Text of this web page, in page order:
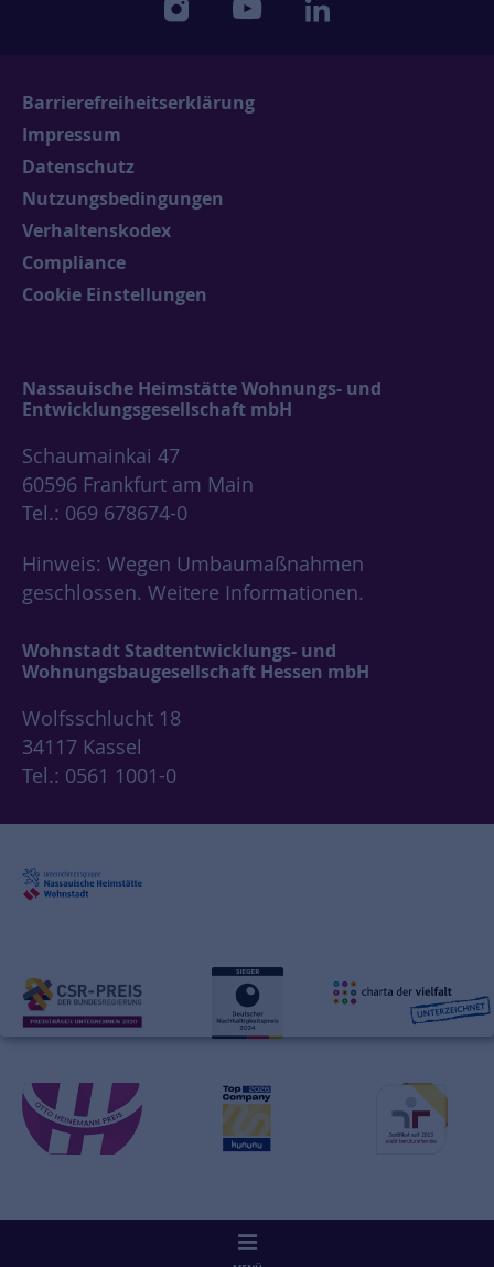
instagramyoutubelinkedin
Barrierefreiheitserklärung
Impressum
Datenschutz
Nutzungsbedingungen
Verhaltenskodex
Compliance
Cookie Einstellungen
Nassauische Heimstätte Wohnungs- und
Entwicklungsgesellschaft mbH
Schaumainkai 47
60596 Frankfurt am Main
Tel.: 069 678674-0
Hinweis: Wegen Umbaumaßnahmen
geschlossen. Weitere Informationen.
Wohnstadt Stadtentwicklungs- und
Wohnungsbaugesellschaft Hessen mbH
Wolfsschlucht 18
34117 Kassel
Tel.: 0561 1001-0
© 2026 Unternehmensgruppe Nassauische Heimstätte | Wohnstadt